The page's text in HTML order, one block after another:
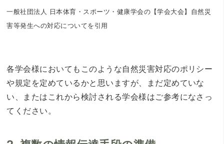
一般社団法人 日本体育・スポーツ・健康学会の【学会大会】自然災
害等発生への対応についてを引用
各学会様においてもこのような自然災害対応のポリシー
や規定を定めているかと思いますが、まだ定めていな
い、またはこれから検討される学会様はご参考になさっ
てください。